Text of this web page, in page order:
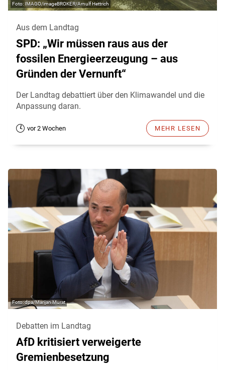
IMAGO/imageBROKER/Arnulf Hettrich
Aus dem Landtag
SPD: „Wir müssen raus aus der
fossilen Energieerzeugung – aus
Gründen der Vernunft“
Der Landtag debattiert über den Klimawandel und die
Anpassung daran.
vor 2 Wochen MEHR LESEN
dpa/Marijan Murat
Debatten im Landtag
AfD kritisiert verweigerte
Gremienbesetzung